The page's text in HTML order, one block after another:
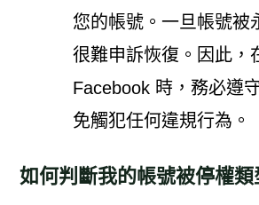
您的帳號。一旦帳號被
很難申訴恢復。因此，
Facebook 時，務必遵
免觸犯任何違規行為。
如何判斷我的帳號被停權類